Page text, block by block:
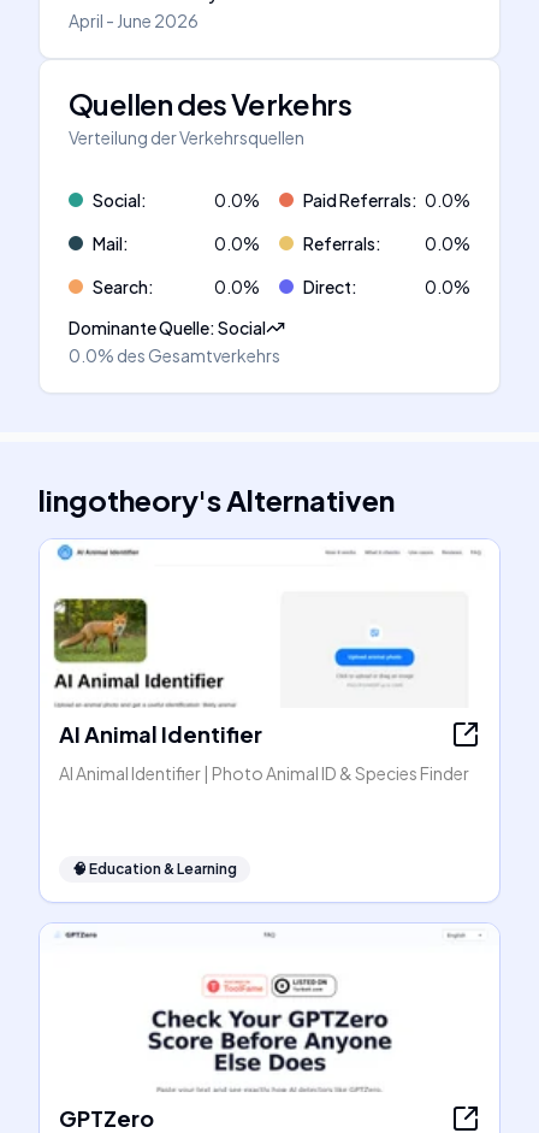
April - June 2026
Quellen des Verkehrs
Verteilung der Verkehrsquellen
Social: 0.0% Paid Referrals: 0.0%
Mail: 0.0% Referrals: 0.0%
Search: 0.0% Direct: 0.0%
Dominante Quelle:Social
0.0% des Gesamtverkehrs
lingotheory'sAlternativen
AI Animal Identifier
AI Animal Identifier | Photo Animal ID & Species Finder
🧠 Education & Learning
GPTZero